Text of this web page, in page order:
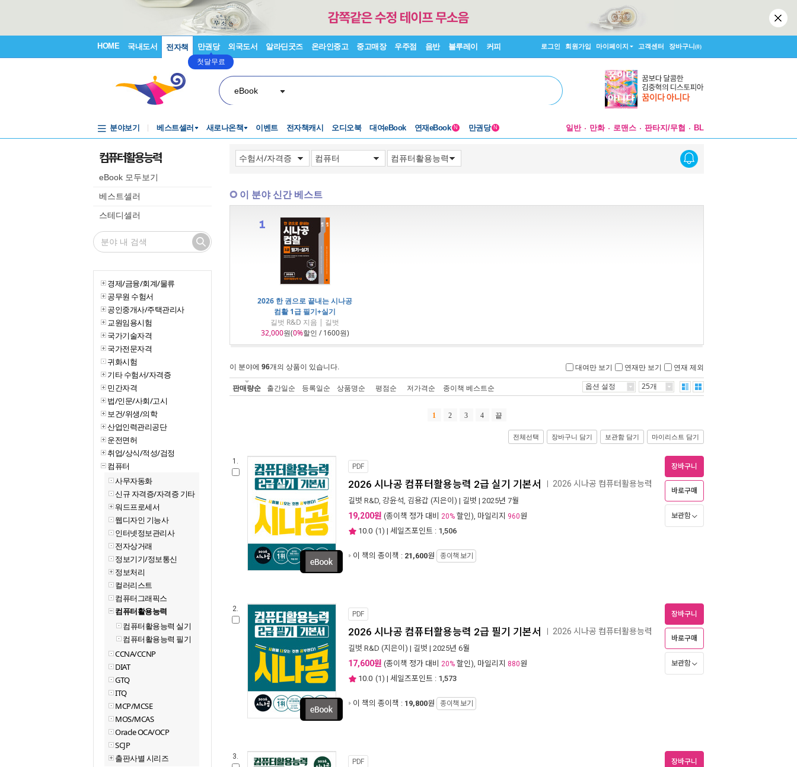
HOME 국내도서 전자책 만권당
첫달무료
외국도서 알라딘굿즈 온라인중고 중고매장 우주점 음반 블루레이 커피 로그인 회원가입 마이페이지 고객센터 장바구니(0)
eBook
분야보기 베스트셀러 새로나온책 이벤트 전자책캐시 오디오북 대여eBook 연재eBook N 만권당 N 일반 만화 로맨스 판타지/무협 BL
컴퓨터활용능력
eBook 모두보기
베스트셀러
스테디셀러
경제/금융/회계/물류
공무원 수험서
공인중개사/주택관리사
교원임용시험
국가기술자격
국가전문자격
귀화시험
기타 수험서/자격증
민간자격
법/인문/사회/고시
보건/위생/의학
산업인력관리공단
운전면허
취업/상식/적성/검정
컴퓨터
사무자동화
신규 자격증/자격증 기타
워드프로세서
웹디자인 기능사
인터넷정보관리사
전자상거래
정보기기/정보통신
정보처리
컬러리스트
컴퓨터그래픽스
컴퓨터활용능력
컴퓨터활용능력 실기
컴퓨터활용능력 필기
CCNA/CCNP
DIAT
GTQ
ITQ
MCP/MCSE
MOS/MCAS
Oracle OCA/OCP
SCJP
출판사별 시리즈
이 분야 신간 베스트
2026 한 권으로 끝내는 시나공
컴활 1급 필기+실기
길벗 R&D 지음 | 길벗
32,000원(0%할인 / 1600원)
이 분야에 96개의 상품이 있습니다. 대여만 보기 연재만 보기 연재 제외
판매량순 출간일순 등록일순 상품명순 평점순 저가격순 종이책 베스트순 옵션 설정 25개
1 2 3 4 끝
전체선택 장바구니 담기 보관함 담기 마이리스트 담기
1.
PDF
2026 시나공 컴퓨터활용능력 2급 실기 기본서 2026 시나공 컴퓨터활용능력
길벗 R&D, 강윤석, 김용갑 (지은이) | 길벗 | 2025년 7월
19,200원 (종이책 정가 대비 20% 할인), 마일리지 960원
10.0 (1) | 세일즈포인트 : 1,506
이 책의 종이책 : 21,600원 종이책 보기
장바구니
바로구매
보관함
2.
PDF
2026 시나공 컴퓨터활용능력 2급 필기 기본서 2026 시나공 컴퓨터활용능력
길벗 R&D (지은이) | 길벗 | 2025년 6월
17,600원 (종이책 정가 대비 20% 할인), 마일리지 880원
10.0 (1) | 세일즈포인트 : 1,573
이 책의 종이책 : 19,800원 종이책 보기
장바구니
바로구매
보관함
3.
PDF 장바구니